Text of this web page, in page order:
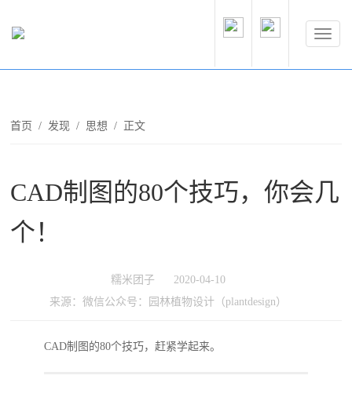
首页 /发现 / 思想 / 正文
CAD制图的80个技巧，你会几
个！
糯米团子
2020-04-10
来源：微信公众号：园林植物设计（plantdesign）
CAD制图的80个技巧，赶紧学起来。